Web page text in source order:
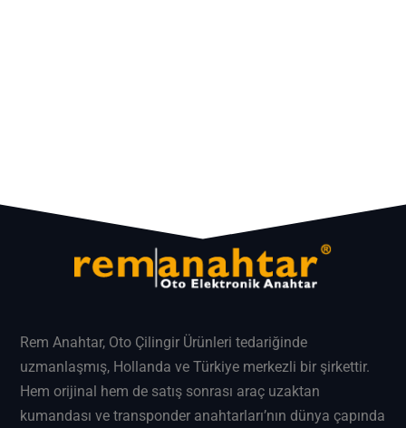
Rem Anahtar, Oto Çilingir Ürünleri tedariğinde
uzmanlaşmış, Hollanda ve Türkiye merkezli bir şirkettir.
Hem orijinal hem de satış sonrası araç uzaktan
kumandası ve transponder anahtarları’nın dünya çapında